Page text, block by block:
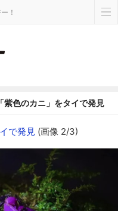
！
紫色のカニ」をタイで発見
で発見 (画像 2/3)